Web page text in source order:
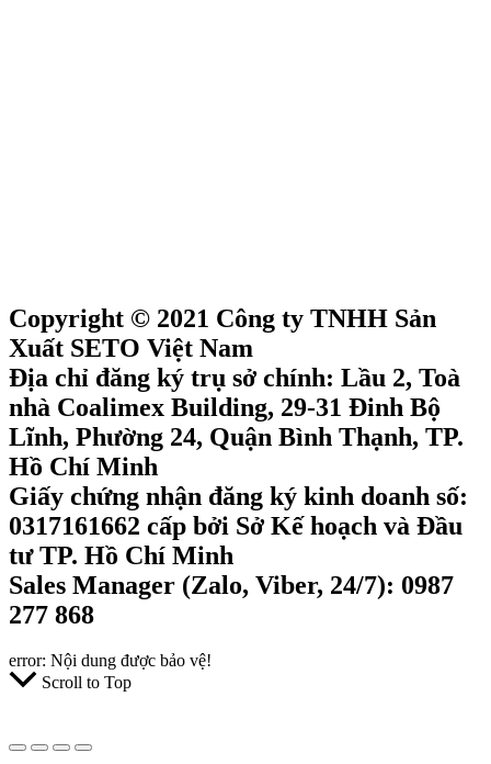
Copyright © 2021 Công ty TNHH Sản
Xuất SETO Việt Nam
Địa chỉ đăng ký trụ sở chính: Lầu 2, Toà
nhà Coalimex Building, 29-31 Đinh Bộ
Lĩnh, Phường 24, Quận Bình Thạnh, TP.
Hồ Chí Minh
Giấy chứng nhận đăng ký kinh doanh số:
0317161662 cấp bởi Sở Kế hoạch và Đầu
tư TP. Hồ Chí Minh
Sales Manager (Zalo, Viber, 24/7): 0987
277 868
error: Nội dung được bảo vệ!
Scroll to Top